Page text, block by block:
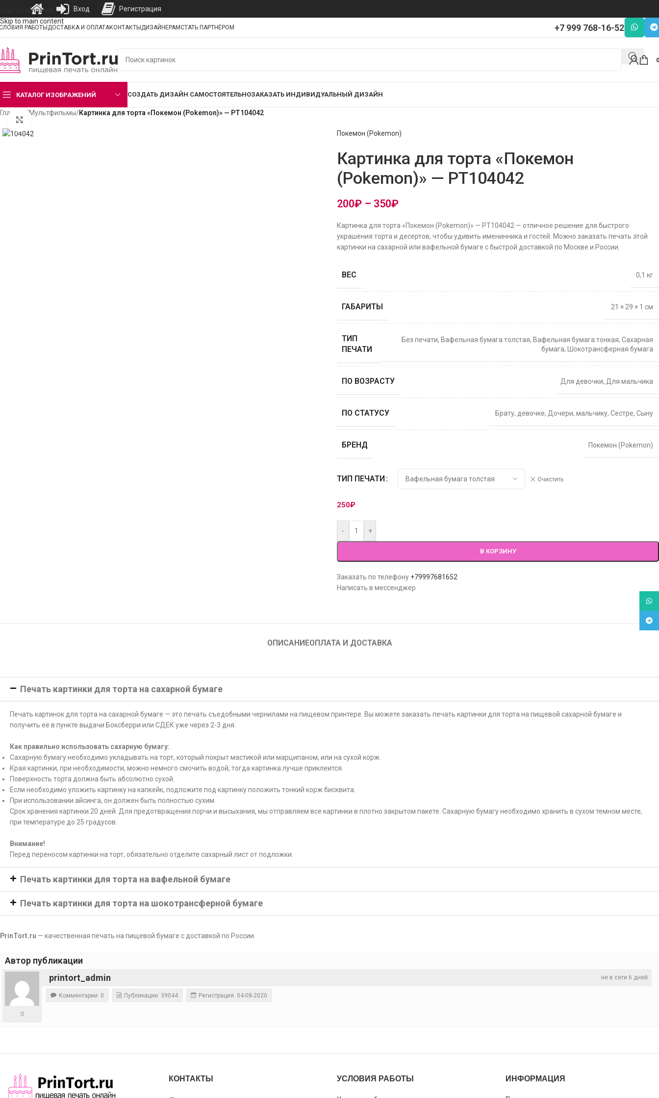
Skip to navigation
Skip to main content
РАБОТЫ ДОСТАВКА И ОПЛАТАКОНТАКТЫ ДИЗАЙНЕРАМСТАТЬ ПАРТНЁРОМ +7 999 768-16-52
0
КАТАЛОГ ИЗОБРАЖЕНИЙ СОЗДАТЬ ДИЗАЙН САМОСТОЯТЕЛЬНОЗАКАЗАТЬ ИНДИВИДУАЛЬНЫЙ ДИЗАЙН
Главная /Мультфильмы/Картинка для торта «Покемон (Pokemon)» — PT104042
Покемон (Pokemon)
Картинка для торта «Покемон
(Pokemon)» — PT104042
200₽ – 350₽
Картинка для торта «Покемон (Pokemon)» — PT104042 — отличное решение для быстрого
украшения торта и десертов, чтобы удивить именинника и гостей. Можно заказать печать этой
картинки на сахарной или вафельной бумаге с быстрой доставкой по Москве и России.
ВЕС 0,1 кг
ГАБАРИТЫ 21 × 29 × 1 см
ТИП
ПЕЧАТИ
Без печати, Вафельная бумага толстая, Вафельная бумага тонкая, Сахарная
бумага, Шокотрансферная бумага
ПО ВОЗРАСТУ Для девочки, Для мальчика
ПО СТАТУСУ Брату, девочке, Дочери, мальчику, Сестре, Сыну
БРЕНД Покемон (Pokemon)
ТИП ПЕЧАТИ Очистить
250₽
- +
В КОРЗИНУ
Заказать по телефону +79997681652
Написать в мессенджер
ОПИСАНИЕОПЛАТА И ДОСТАВКА
Печать картинки для торта на сахарной бумаге
Печать картинок для торта на сахарной бумаге — это печать съедобными чернилами на пищевом принтере. Вы можете заказать печать картинки для торта на пищевой сахарной бумаге и
получить её в пункте выдачи Боксберри или СДЕК уже через 2-3 дня.
Как правильно использовать сахарную бумагу:
Сахарную бумагу необходимо укладывать на торт, который покрыт мастикой или марципаном, или на сухой корж.
Края картинки, при необходимости, можно немного смочить водой, тогда картинка лучше приклеится.
Поверхность торта должна быть абсолютно сухой.
Если необходимо уложить картинку на капкейк, подложите под картинку положить тонкий корж бисквита.
При использовании айсинга, он должен быть полностью сухим.
Срок хранения картинки 20 дней. Для предотвращения порчи и высыхания, мы отправляем все картинки в плотно закрытом пакете. Сахарную бумагу необходимо хранить в сухом темном месте,
при температуре до 25 градусов.
Внимание!
Перед переносом картинки на торт, обязательно отделите сахарный лист от подложки.
Печать картинки для торта на вафельной бумаге
Печать картинки для торта на шокотрансферной бумаге
PrinTort.ru — качественная печать на пищевой бумаге с доставкой по России.
Автор публикации
не в сети 6 дней
printort_admin
0
Комментарии: 0 Публикации: 39044 Регистрация: 04-08-2020
КОНТАКТЫ УСЛОВИЯ РАБОТЫ ИНФОРМАЦИЯ
Вход Регистрация